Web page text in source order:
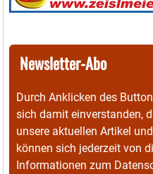
Newsletter-Abo
Durch Anklicken des
sich damit einverstanden,
unsere aktuellen Artikel
können sich jederzeit von
Informationen zum